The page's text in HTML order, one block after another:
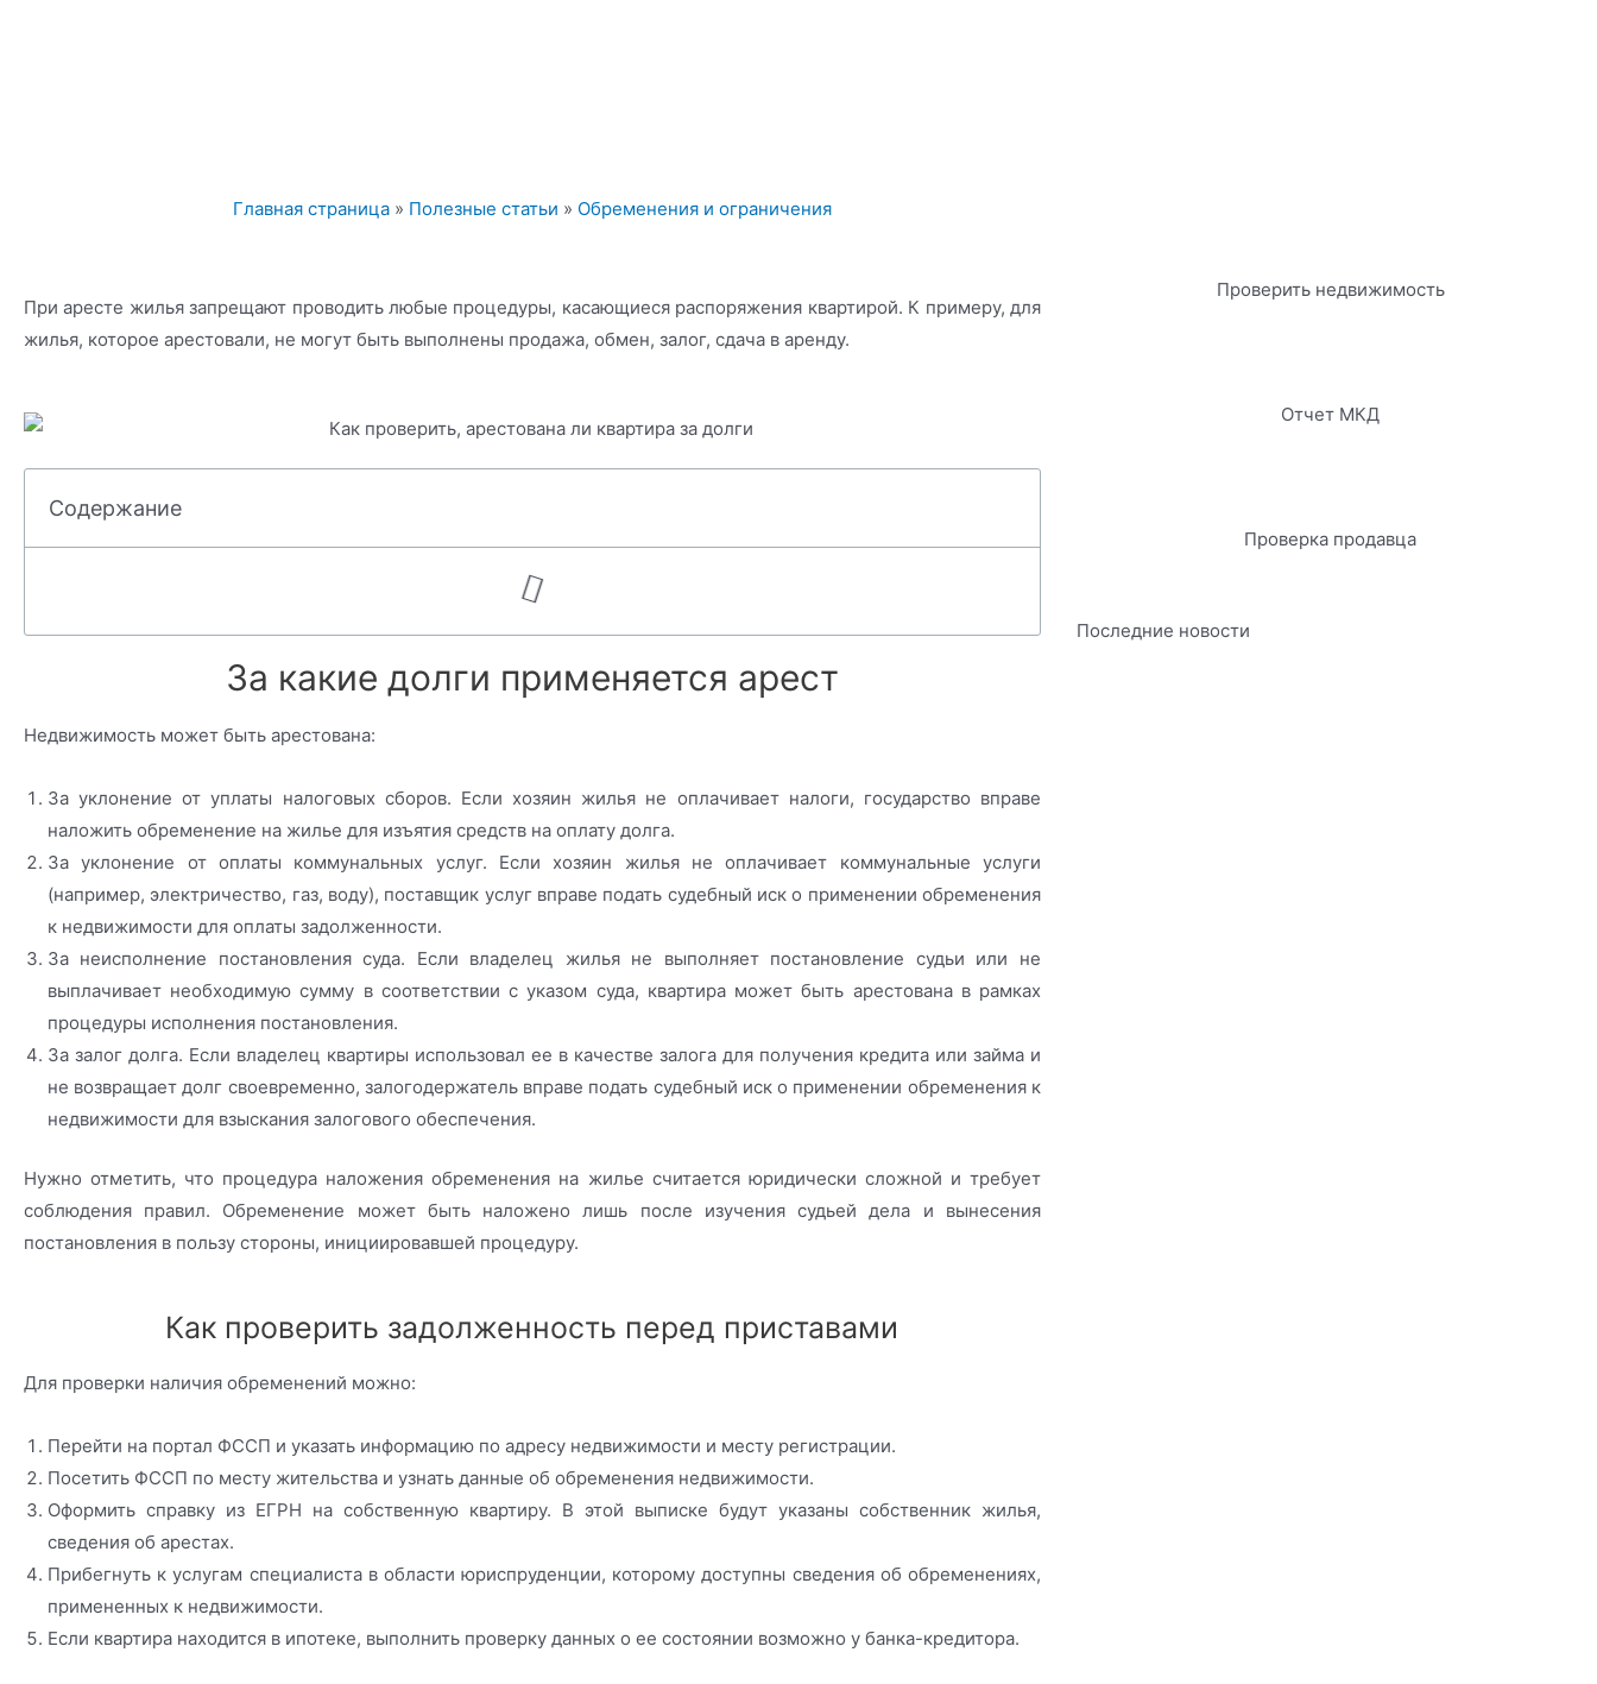
Главная страница» Полезные статьи » Обременения и ограничения
При аресте жилья запрещают проводить любые процедуры, касающиеся распоряжения квартирой. К примеру, для
жилья, которое арестовали, не могут быть выполнены продажа, обмен, залог, сдача в аренду.
Содержание
За какие долги применяется арест
Недвижимость может быть арестована:
За уклонение от уплаты налоговых сборов. Если хозяин жилья не оплачивает налоги, государство вправе
наложить обременение на жилье для изъятия средств на оплату долга.
За уклонение от оплаты коммунальных услуг. Если хозяин жилья не оплачивает коммунальные услуги
(например, электричество, газ, воду), поставщик услуг вправе подать судебный иск о применении обременения
к недвижимости для оплаты задолженности.
За неисполнение постановления суда. Если владелец жилья не выполняет постановление судьи или не
выплачивает необходимую сумму в соответствии с указом суда, квартира может быть арестована в рамках
процедуры исполнения постановления.
За залог долга. Если владелец квартиры использовал ее в качестве залога для получения кредита или займа и
не возвращает долг своевременно, залогодержатель вправе подать судебный иск о применении обременения к
недвижимости для взыскания залогового обеспечения.
Нужно отметить, что процедура наложения обременения на жилье считается юридически сложной и требует
соблюдения правил. Обременение может быть наложено лишь после изучения судьей дела и вынесения
постановления в пользу стороны, инициировавшей процедуру.
Как проверить задолженность перед приставами
Для проверки наличия обременений можно:
Перейти на портал ФССП и указать информацию по адресу недвижимости и месту регистрации.
Посетить ФССП по месту жительства и узнать данные об обременения недвижимости.
Оформить справку из ЕГРН на собственную квартиру. В этой выписке будут указаны собственник жилья,
сведения об арестах.
Прибегнуть к услугам специалиста в области юриспруденции, которому доступны сведения об обременениях,
примененных к недвижимости.
Если квартира находится в ипотеке, выполнить проверку данных о ее состоянии возможно у банка-кредитора.
Проверить недвижимость
Отчет МКД
Проверка продавца
Последние новости